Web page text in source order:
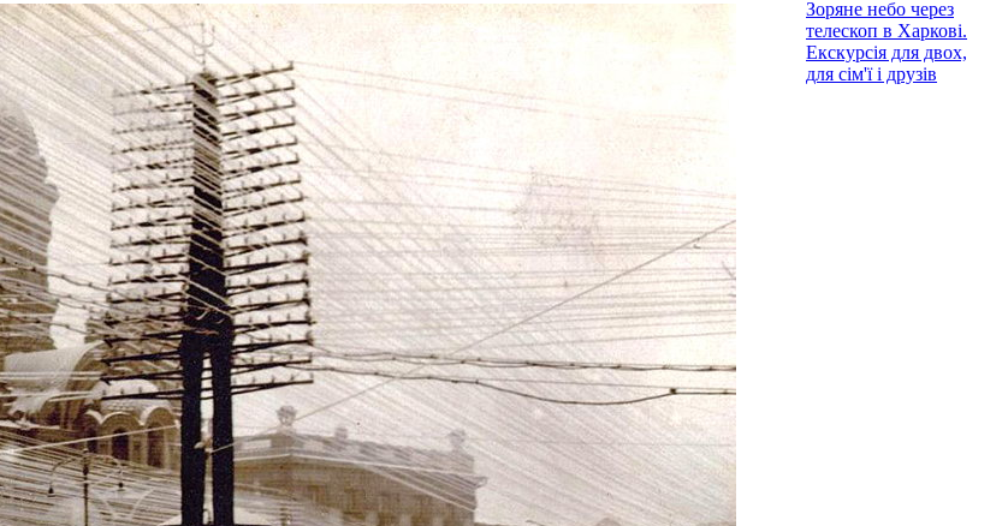
Зоряне небо через
телескоп в Харкові.
Екскурсія для двох,
для сім'ї і друзів